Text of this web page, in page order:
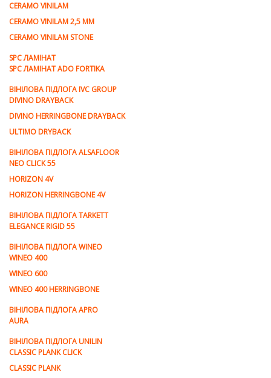
CERAMO VINILAM
CERAMO VINILAM 2,5 MM
CERAMO VINILAM STONE
SPC ЛАМІНАТ
SPC ЛАМІНАТ ADO FORTIKA
ВІНІЛОВА ПІДЛОГА IVC GROUP
DIVINO DRAYBACK
DIVINO HERRINGBONE DRAYBACK
ULTIMO DRYBACK
ВІНІЛОВА ПІДЛОГА ALSAFLOOR
NEO CLICK 55
HORIZON 4V
HORIZON HERRINGBONE 4V
ВІНІЛОВА ПІДЛОГА TARKETT
ELEGANCE RIGID 55
ВІНІЛОВА ПІДЛОГА WINEO
WINEO 400
WINEO 600
WINEO 400 HERRINGBONE
ВІНІЛОВА ПІДЛОГА APRO
AURA
ВІНІЛОВА ПІДЛОГА UNILIN
CLASSIC PLANK CLICK
CLASSIC PLANK